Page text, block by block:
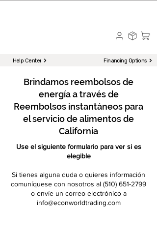
Help Center Financing Options
Brindamos reembolsos de
energía a través de
Reembolsos instantáneos para
el servicio de alimentos de
California
Use el siguiente formulario para ver si es
elegible
Si tienes alguna duda o quieres información
comuníquese con nosotros al (510) 651-2799
o envíe un correo electrónico a
info@econworldtrading.com